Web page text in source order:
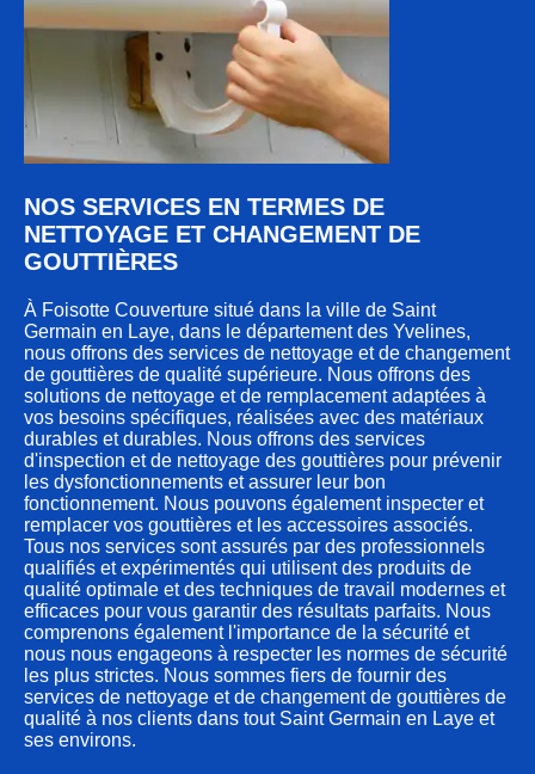
NOS SERVICES EN TERMES DE
NETTOYAGE ET CHANGEMENT DE
GOUTTIÈRES
À Foisotte Couverture situé dans la ville de Saint
Germain en Laye, dans le département des Yvelines,
nous offrons des services de nettoyage et de changement
de gouttières de qualité supérieure. Nous offrons des
solutions de nettoyage et de remplacement adaptées à
vos besoins spécifiques, réalisées avec des matériaux
durables et durables. Nous offrons des services
d'inspection et de nettoyage des gouttières pour prévenir
les dysfonctionnements et assurer leur bon
fonctionnement. Nous pouvons également inspecter et
remplacer vos gouttières et les accessoires associés.
Tous nos services sont assurés par des professionnels
qualifiés et expérimentés qui utilisent des produits de
qualité optimale et des techniques de travail modernes et
efficaces pour vous garantir des résultats parfaits. Nous
comprenons également l'importance de la sécurité et
nous nous engageons à respecter les normes de sécurité
les plus strictes. Nous sommes fiers de fournir des
services de nettoyage et de changement de gouttières de
qualité à nos clients dans tout Saint Germain en Laye et
ses environs.